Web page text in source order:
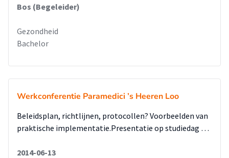
Bos (Begeleider)
Gezondheid
Bachelor
Werkconferentie Paramedici ’s Heeren Loo
Beleidsplan, richtlijnen, protocollen? Voorbeelden van
praktische implementatie.Presentatie op studiedag …
2014-06-13